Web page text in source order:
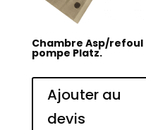
Chambre Asp/refoul
pompe Platz.
Ajouter au
devis